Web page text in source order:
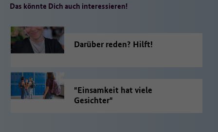
Das könnte Dich auch interessieren!
Darüber reden? Hilft!
"Einsamkeit hat viele
Gesichter"